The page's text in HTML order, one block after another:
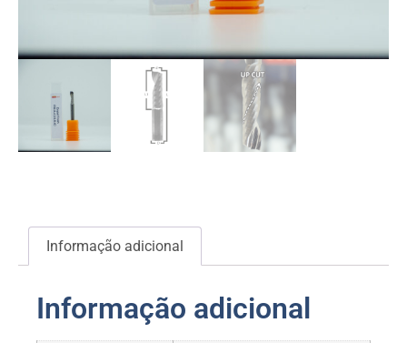
Informação adicional
Informação adicional